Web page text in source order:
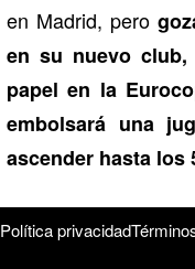
en Madrid, pero
en su nuevo
papel en la
embolsará una
ascender hasta los
Política privacidad